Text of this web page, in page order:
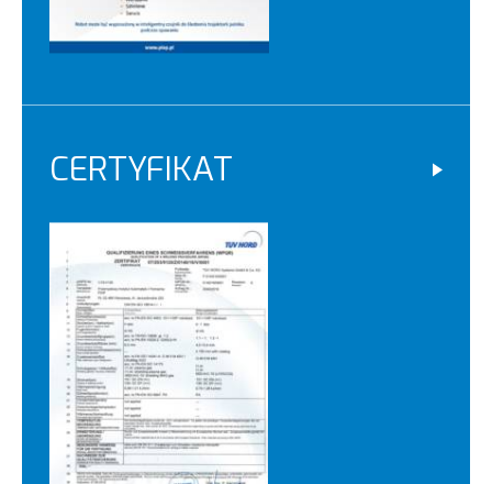
CERTYFIKAT